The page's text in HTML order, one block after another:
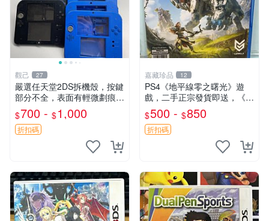
觀己 27
嚴選任天堂2DS拆機殼，按鍵
部分不全，表面有輕微劃痕及
磨損，無電池蓋。全新未使用
老式任天堂2DS 拆機殼 按鈕
不齊 鏡面有痕跡 電池蓋缺失
$700 - $1,000
折扣碼
嘉藏珍品 12
PS4《地平線零之曙光》遊
戲，二手正宗發貨即送，《地
平線1》同捆限定版，放心入
手 地平線零之曙光 PS 游戲
《地平線1》同捆包
$500 - $850
折扣碼